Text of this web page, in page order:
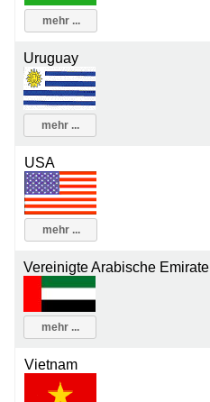
mehr ...
Uruguay
mehr ...
USA
mehr ...
Vereinigte Arabische Emirate
mehr ...
Vietnam